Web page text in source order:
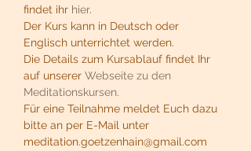
findet ihr hier.
Der Kurs kann in Deutsch oder
Englisch unterrichtet werden.
Die Details zum Kursablauf findet Ihr
auf unserer Webseite zu den
Meditationskursen.
Für eine Teilnahme meldet Euch dazu
bitte an per E-Mail unter
meditation.goetzenhain@gmail.com